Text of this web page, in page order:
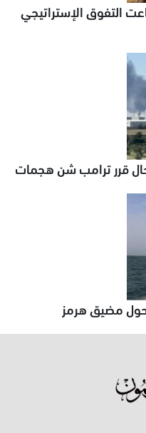
التفوق الإستراتيجي
قرر ترامب شن هجمات
حول مضيق هرمز